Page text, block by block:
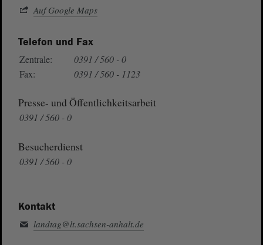
Auf Google Maps
Telefon und Fax
Zentrale:
0391 / 560 - 0
Fax:
0391 / 560 - 1123
Presse- und Öffentlichkeitsarbeit
0391 / 560 - 0
Besucherdienst
0391 / 560 - 0
Kontakt
landtag@lt.sachsen-anhalt.de